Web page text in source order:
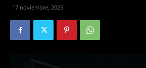
17 noviembre, 2025